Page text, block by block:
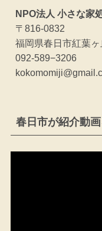
NPO法人 小さな家
〒816-0832
福岡県春日市紅葉
092-589−3206
春日市が紹介動